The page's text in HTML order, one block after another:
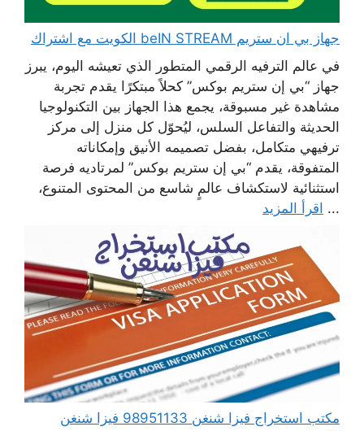
جهاز بي ان ستريم beIN STREAM الكويت مع اشتراك
في عالم الترفيه الرقمي المتطور الذي تعيشه اليوم، يبرز
جهاز “بي إن ستريم بوكس” كحلاً مبتكرًا يقدم تجربة
مشاهدة غير مسبوقة، يجمع هذا الجهاز بين التكنولوجيا
الحديثة والتفاعل السلس، ليُحوّل كل منزل إلى مركز
ترفيهي متكامل، بفضل تصميمه الأنيق وإمكاناته
المتفوقة، يقدم “بي إن ستريم بوكس” لمرتاديه فرصة
استثنائية لاستكشاف عالمٍ شاسع من المحتوى المتنوع،
... اقرأ المزيد
مكتب استخراج فيزا شنغن 98951133 فيزا شنغن